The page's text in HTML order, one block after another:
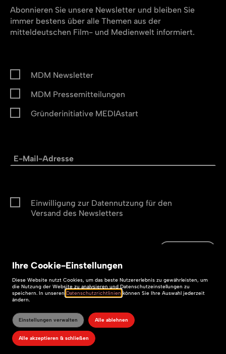
Abonnieren Sie unsere Newsletter und bleiben Sie
immer bestens über alle Themen aus der
mitteldeutschen Film- und Medienwelt informiert.
MDM Newsletter
MDM Pressemitteilungen
Gründerinitiative MEDIAstart
Einwilligung zur Datennutzung für den
Versand des Newsletters
Impressum
Datenschutz
Barrierefreiheit
Ihre Cookie-Einstellungen
Diese Website nutzt Cookies, um das beste Nutzererlebnis zu gewährleisten, um
die Nutzung der Website zu analysieren und Datenschutzeinstellungen zu
speichern. In unseren Datenschutzrichtlinien können Sie Ihre Auswahl jederzeit
ändern.
Einstellungen verwalten Alle ablehnen
Alle akzeptieren & schließen